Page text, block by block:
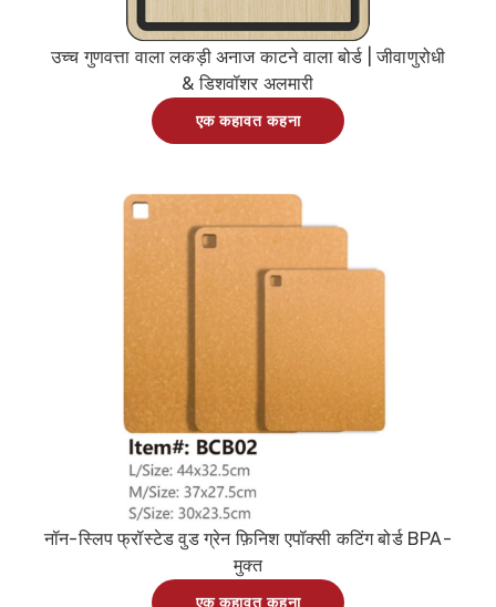
उच्च गुणवत्ता वाला लकड़ी अनाज काटने वाला बोर्ड | जीवाणुरोधी
& डिशवॉशर अलमारी
एक कहावत कहना
नॉन-स्लिप फ्रॉस्टेड वुड ग्रेन फ़िनिश एपॉक्सी कटिंग बोर्ड BPA-
मुक्त
एक कहावत कहना